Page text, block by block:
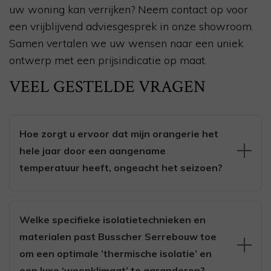
uw woning kan verrijken? Neem contact op voor
een vrijblijvend adviesgesprek in onze showroom.
Samen vertalen we uw wensen naar een uniek
ontwerp met een prijsindicatie op maat.
VEEL GESTELDE VRAGEN
Hoe zorgt u ervoor dat mijn orangerie het
hele jaar door een aangename
temperatuur heeft, ongeacht het seizoen?
onderbroken profielen en zon- en warmtewerend
dakglas, zodat warmte ’s winters binnen en ’s zomers
buiten blijft. Daarnaast adviseren en integreren we
Welke specifieke isolatietechnieken en
materialen past Busscher Serrebouw toe
om een optimale ’thermische isolatie’ en